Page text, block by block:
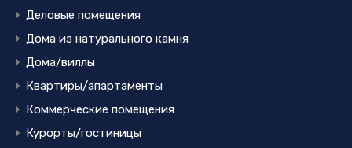
Деловые помещения
Дома из натурального камня
Дома/виллы
Квартиры/апартаменты
Коммерческие помещения
Курорты/гостиницы